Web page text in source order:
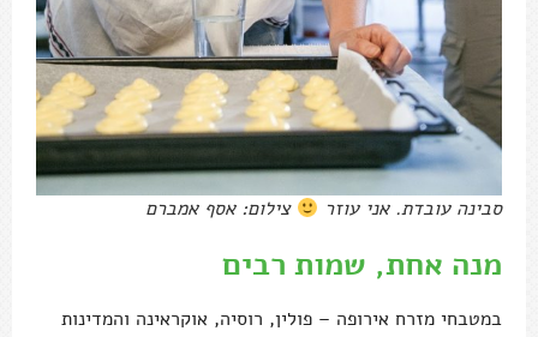
סבינה עובדת. אני עוזר צילום: אסף אמברם
מנה אחת, שמות רבים
במטבחי מזרח אירופה – פולין, רוסיה, אוקראינה והמדינות